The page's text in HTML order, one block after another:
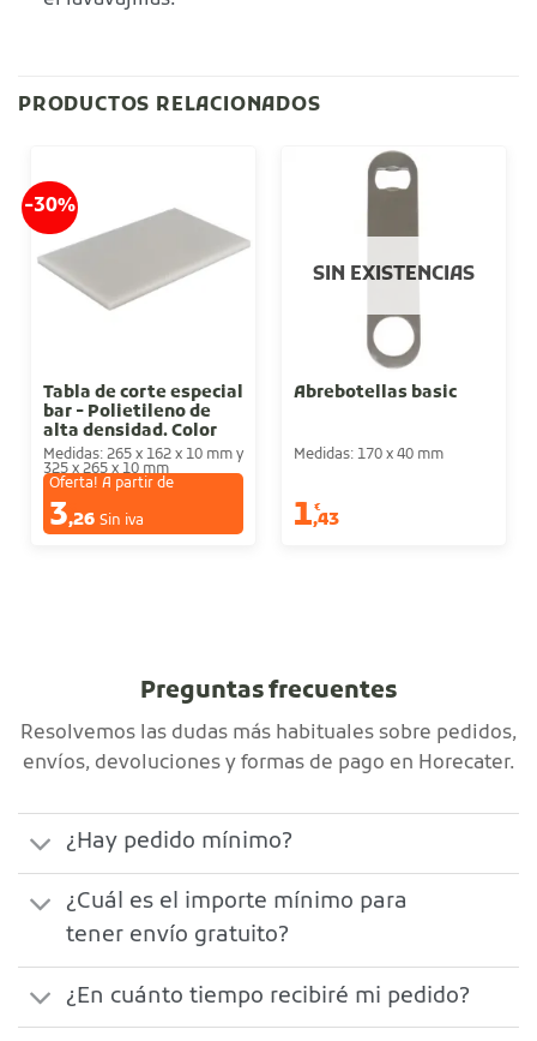
PRODUCTOS RELACIONADOS
-30%
Tabla de corte especial
bar - Polietileno de
alta densidad. Color
blanco
Medidas: 265 x 162 x 10 mm y
325 x 265 x 10 mm
Oferta! A partir de
3,26 Sin iva
SIN EXISTENCIAS
Abrebotellas basic
Medidas: 170 x 40 mm
1€
,43
Preguntas frecuentes
Resolvemos las dudas más habituales sobre pedidos,
envíos, devoluciones y formas de pago en Horecater.
¿Hay pedido mínimo?
¿Cuál es el importe mínimo para
tener envío gratuito?
¿En cuánto tiempo recibiré mi pedido?